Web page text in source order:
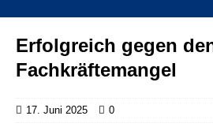
Erfolgreich gegen
Fachkräftemangel
17. Juni 2025 0